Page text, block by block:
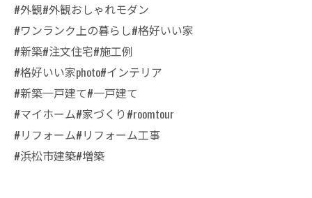
#外観#外観おしゃれモダン
#ワンランク上の暮らし#格好いい家
#新築#注文住宅#施工例
#格好いい家photo#インテリア
#新築一戸建て#一戸建て
#マイホーム#家づくり#roomtour
#リフォーム#リフォーム工事
#浜松市建築#増築